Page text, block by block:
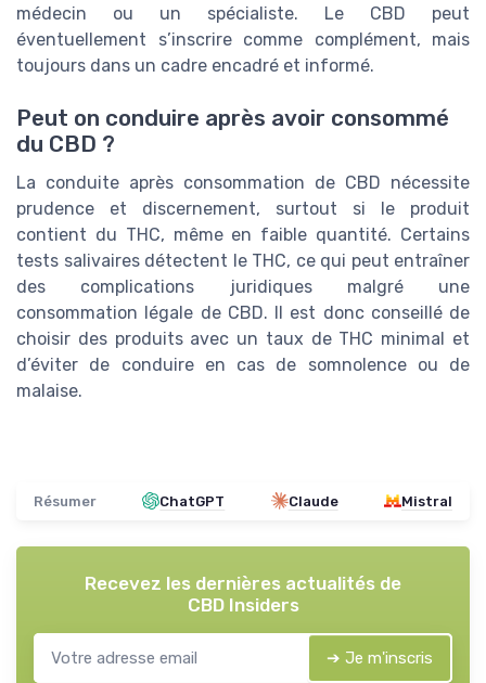
médecin ou un spécialiste. Le CBD peut
éventuellement s’inscrire comme complément, mais
toujours dans un cadre encadré et informé.
Peut on conduire après avoir consommé
du CBD ?
La conduite après consommation de CBD nécessite
prudence et discernement, surtout si le produit
contient du THC, même en faible quantité. Certains
tests salivaires détectent le THC, ce qui peut entraîner
des complications juridiques malgré une
consommation légale de CBD. Il est donc conseillé de
choisir des produits avec un taux de THC minimal et
d’éviter de conduire en cas de somnolence ou de
malaise.
Résumer ChatGPT Claude Mistral
Recevez les dernières actualités de
CBD Insiders
➔ Je m'inscris